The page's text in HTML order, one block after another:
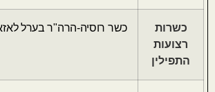
כשרות
רצועות
התפילין
כשר רוסיה-הרה"ר בערל